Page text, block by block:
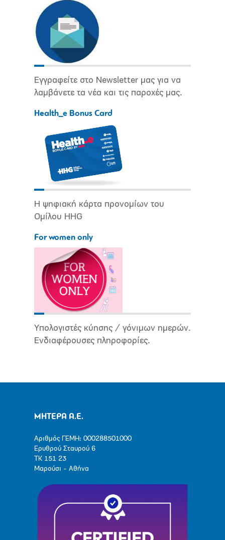
Εγγραφείτε στο Newsletter μας για να
λαμβάνετε τα νέα και τις παροχές μας.
Health_e Bonus Card
Η ψηφιακή κάρτα προνομίων του
Ομίλου HHG
For women only
Υπολογιστές κύησης / γόνιμων ημερών.
Ενδιαφέρουσες πληροφορίες.
ΜΗΤΕΡΑ Α.Ε.
Αριθμός ΓΕΜΗ: 000288501000
Ερυθρού Σταυρού 6
ΤΚ 151 23
Μαρούσι - Αθήνα